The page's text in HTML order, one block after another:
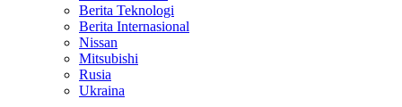
Berita Teknologi
Berita Internasional
Nissan
Mitsubishi
Rusia
Ukraina